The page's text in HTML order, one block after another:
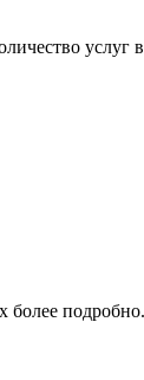
услуг
более подробно.